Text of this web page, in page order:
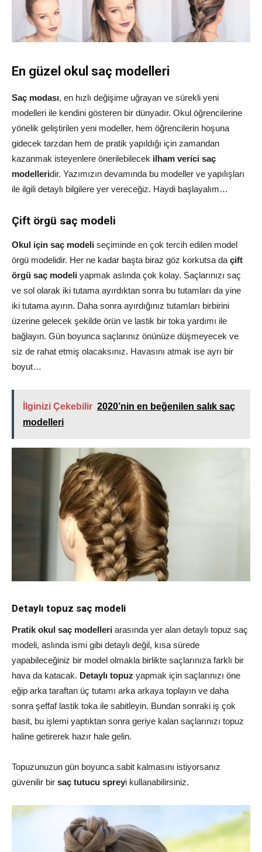
En güzel okul saç modelleri
Saç modası, en hızlı değişime uğrayan ve sürekli yeni
modelleri ile kendini gösteren bir dünyadır. Okul öğrencilerine
yönelik geliştirilen yeni modeller, hem öğrencilerin hoşuna
gidecek tarzdan hem de pratik yapıldığı için zamandan
kazanmak isteyenlere önerilebilecek ilham verici saç
modelleridir. Yazımızın devamında bu modeller ve yapılışları
ile ilgili detaylı bilgilere yer vereceğiz. Haydi başlayalım…
Çift örgü saç modeli
Okul için saç modeli seçiminde en çok tercih edilen model
örgü modelidir. Her ne kadar başta biraz göz korkutsa da çift
örgü saç modeli yapmak aslında çok kolay. Saçlarınızı saç
ve sol olarak iki tutama ayırdıktan sonra bu tutamları da yine
iki tutama ayırın. Daha sonra ayırdığınız tutamları birbirini
üzerine gelecek şekilde örün ve lastik bir toka yardımı ile
bağlayın. Gün boyunca saçlarınız önünüze düşmeyecek ve
siz de rahat etmiş olacaksınız. Havasını atmak ise ayrı bir
boyut…
İlginizi Çekebilir 2020’nin en beğenilen salık saç
modelleri
Detaylı topuz saç modeli
Pratik okul saç modelleri arasında yer alan detaylı topuz saç
modeli, aslında ismi gibi detaylı değil, kısa sürede
yapabileceğiniz bir model olmakla birlikte saçlarınıza farklı bir
hava da katacak. Detaylı topuz yapmak için saçlarınızı öne
eğip arka taraftan üç tutamı arka arkaya toplayın ve daha
sonra şeffaf lastik toka ile sabitleyin. Bundan sonraki iş çok
basit, bu işlemi yaptıktan sonra geriye kalan saçlarınızı topuz
haline getirerek hazır hale gelin.
Topuzunuzun gün boyunca sabit kalmasını istiyorsanız
güvenilir bir saç tutucu spreyi kullanabilirsiniz.